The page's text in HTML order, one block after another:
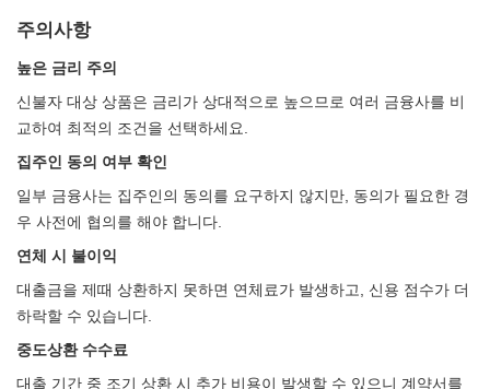
주의사항
높은 금리 주의
신불자 대상 상품은 금리가 상대적으로 높으므로 여러 금융사를 비
교하여 최적의 조건을 선택하세요.
집주인 동의 여부 확인
일부 금융사는 집주인의 동의를 요구하지 않지만, 동의가 필요한 경
우 사전에 협의를 해야 합니다.
연체 시 불이익
대출금을 제때 상환하지 못하면 연체료가 발생하고, 신용 점수가 더
하락할 수 있습니다.
중도상환 수수료
대출 기간 중 조기 상환 시 추가 비용이 발생할 수 있으니 계약서를